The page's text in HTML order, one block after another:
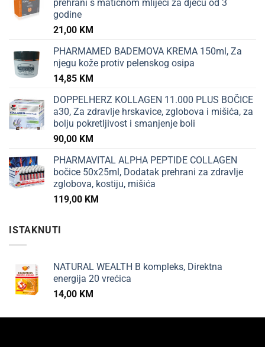
prehrani s matičnom mliječi za djecu od 3
godine
21,00 KM
PHARMAMED BADEMOVA KREMA 150ml, Za
njegu kože protiv pelenskog osipa
14,85 KM
DOPPELHERZ KOLLAGEN 11.000 PLUS BOČICE
a30, Za zdravlje hrskavice, zglobova i mišića, za
bolju pokretljivost i smanjenje boli
90,00 KM
PHARMAVITAL ALPHA PEPTIDE COLLAGEN
bočice 50x25ml, Dodatak prehrani za zdravlje
zglobova, kostiju, mišića
119,00 KM
ISTAKNUTI
NATURAL WEALTH B kompleks, Direktna
energija 20 vrećica
14,00 KM